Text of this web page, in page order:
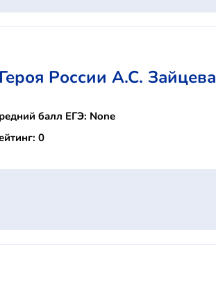
России А.С. Зайцева
балл ЕГЭ: None
0